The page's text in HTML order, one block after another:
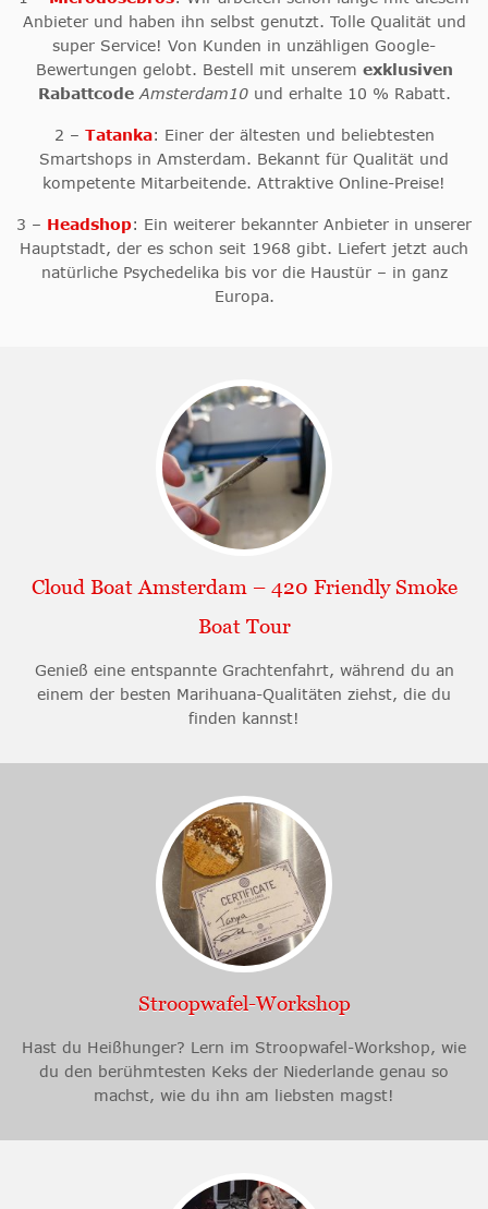
Anbieter und haben ihn selbst genutzt. Tolle Qualität und
super Service! Von Kunden in unzähligen Google-
Bewertungen gelobt. Bestell mit unserem exklusiven
Rabattcode Amsterdam10und erhalte 10 % Rabatt.
2 – Tatanka: Einer der ältesten und beliebtesten
Smartshops in Amsterdam. Bekannt für Qualität und
kompetente Mitarbeitende. Attraktive Online-Preise!
3 – Headshop: Ein weiterer bekannter Anbieter in unserer
Hauptstadt, der es schon seit 1968 gibt. Liefert jetzt auch
natürliche Psychedelika bis vor die Haustür – in ganz
Europa.
Cloud Boat Amsterdam – 420 Friendly Smoke
Boat Tour
Genieß eine entspannte Grachtenfahrt, während du an
einem der besten Marihuana-Qualitäten ziehst, die du
finden kannst!
Stroopwafel-Workshop
Hast du Heißhunger? Lern im Stroopwafel-Workshop, wie
du den berühmtesten Keks der Niederlande genau so
machst, wie du ihn am liebsten magst!